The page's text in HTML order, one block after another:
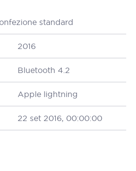
standard
2016
Bluetooth 4.2
Apple lightning
22 set 2016, 00:00:00